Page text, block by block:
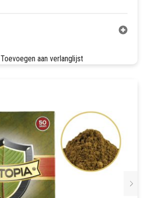
Toevoegen aan verlanglijst